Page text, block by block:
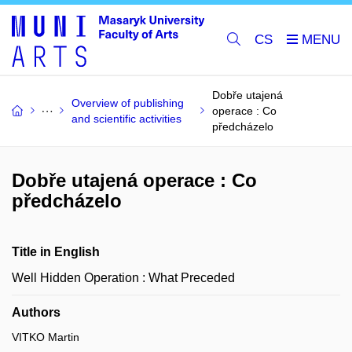
CS
Overview of publishing
and scientific activities
Dobře utajená
operace : Co
předcházelo
Dobře utajená operace : Co
předcházelo
Title in English
Well Hidden Operation : What Preceded
Authors
VITKO Martin